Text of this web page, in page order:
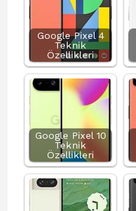
Google Pixel 4
Teknik
Özellikleri
Google Pixel 10
Teknik
Özellikleri